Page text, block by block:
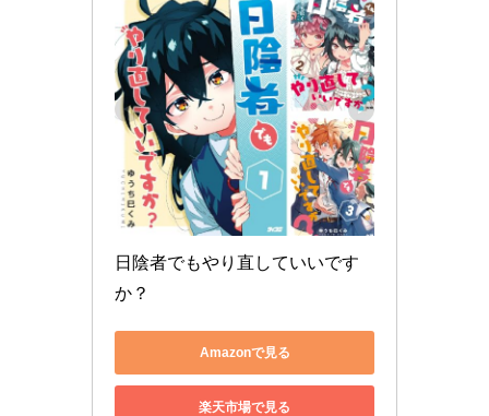
日陰者でもやり直していいです
か？
Amazonで見る
楽天市場で見る